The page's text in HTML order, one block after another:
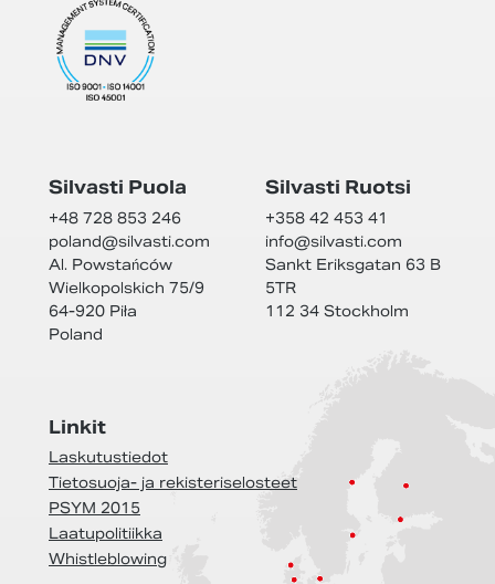
Silvasti Puola
+48 728 853 246
poland@silvasti.com
Al. Powstańców
Wielkopolskich 75/9
64-920 Piła
Poland
Silvasti Ruotsi
+358 42 453 41
info@silvasti.com
Sankt Eriksgatan 63 B
5TR
112 34 Stockholm
Linkit
Laskutustiedot
Tietosuoja- ja rekisteriselosteet
PSYM 2015
Laatupolitiikka
Whistleblowing